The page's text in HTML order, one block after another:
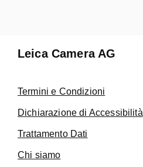
Leica Camera AG
Termini e Condizioni
Dichiarazione di Accessibilità
Trattamento Dati
Chi siamo